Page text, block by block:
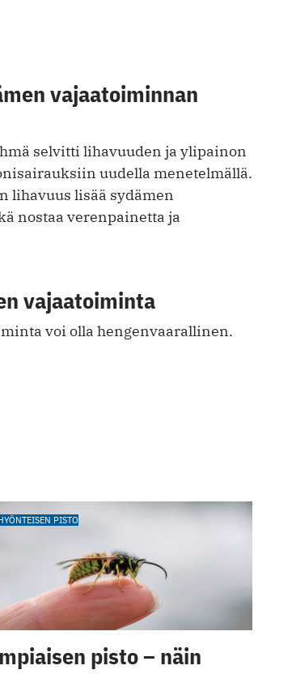
vajaatoiminnan
selvitti lihavuuden ja ylipainon
uudella menetelmällä.
lihavuus lisää sydämen
nostaa verenpainetta ja
vajaatoiminta
voi olla hengenvaarallinen.
PISTO
pisto – näin